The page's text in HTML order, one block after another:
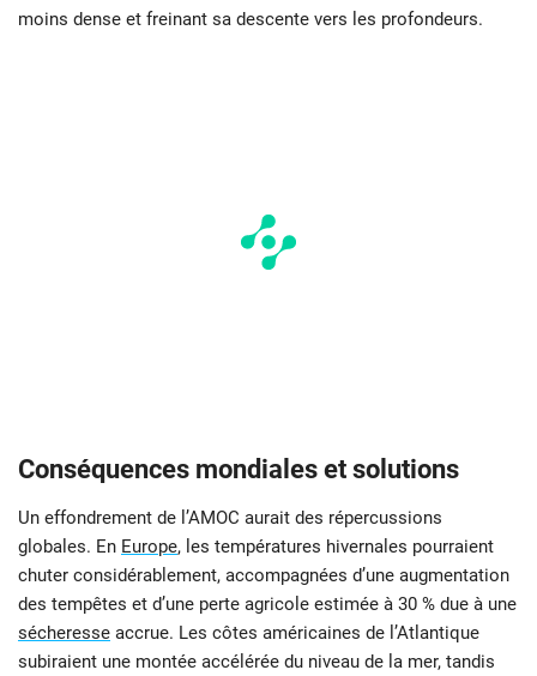
moins dense et freinant sa descente vers les profondeurs.
Conséquences mondiales et solutions
Un effondrement de l’AMOC aurait des répercussions
globales. En Europe, les températures hivernales pourraient
chuter considérablement, accompagnées d’une augmentation
des tempêtes et d’une perte agricole estimée à 30 % due à une
sécheresse accrue. Les côtes américaines de l’Atlantique
subiraient une montée accélérée du niveau de la mer, tandis